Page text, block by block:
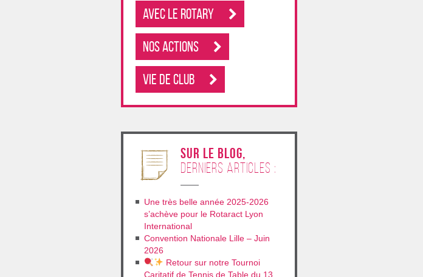
Avec le rotary
Nos Actions
Vie de club
sur le blog,
derniers articles :
Une très belle année 2025-2026
s’achève pour le Rotaract Lyon
International
Convention Nationale Lille – Juin
2026
Retour sur notre Tournoi
Caritatif de Tennis de Table du 13